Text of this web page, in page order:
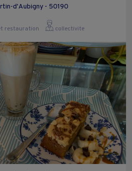
d'Aubigny - 50190
restauration collectivite